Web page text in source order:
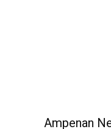
Ampenan